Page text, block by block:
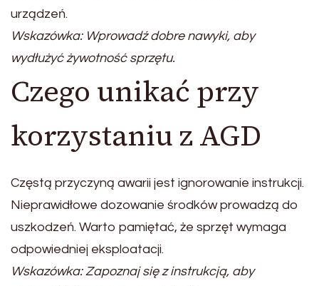
urządzeń.
Wskazówka: Wprowadź dobre nawyki, aby
wydłużyć żywotność sprzętu.
Czego unikać przy
korzystaniu z AGD
Częstą przyczyną awarii jest ignorowanie instrukcji.
Nieprawidłowe dozowanie środków prowadzą do
uszkodzeń. Warto pamiętać, że sprzęt wymaga
odpowiedniej eksploatacji.
Wskazówka: Zapoznaj się z instrukcją, aby